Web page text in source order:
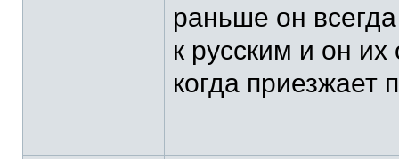
раньше он
к русским и он
когда приезжает